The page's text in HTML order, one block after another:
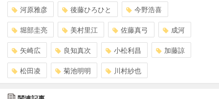
河原雅彦 後藤ひろひと 今野浩喜
堀部圭亮 美村里江 佐藤真弓 成河
矢崎広 良知真次 小松利昌 加藤諒
松田凌 菊池明明 川村紗也